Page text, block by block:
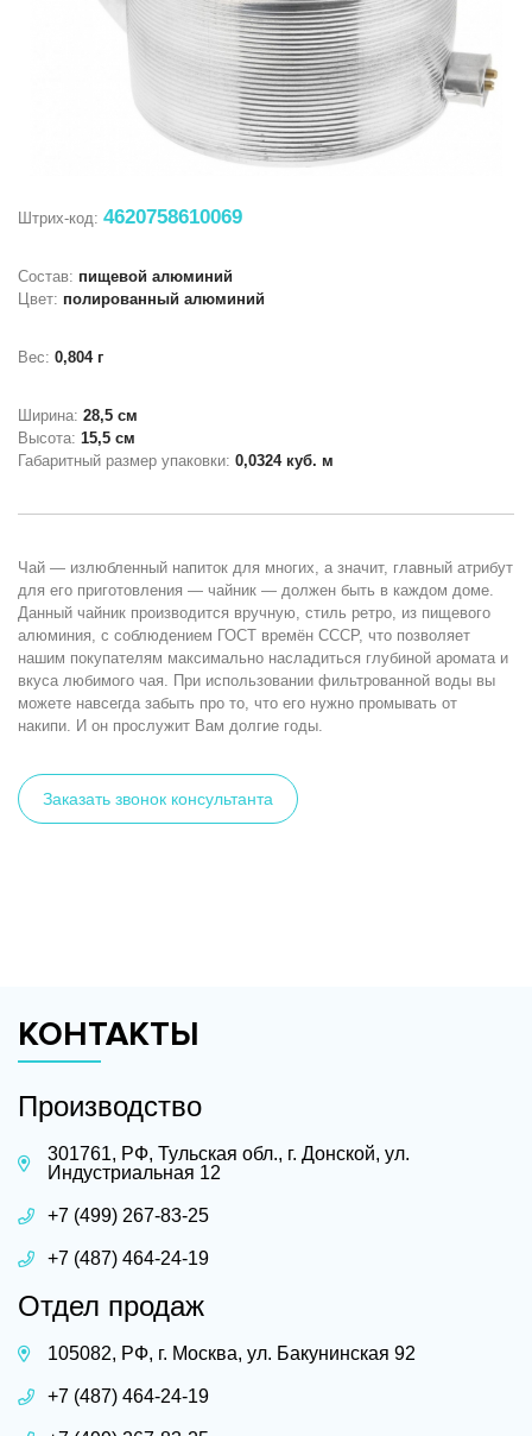
Штрих-код: 4620758610069
Состав: пищевой алюминий
Цвет: полированный алюминий
Вес: 0,804 г
Ширина: 28,5 см
Высота: 15,5 см
Габаритный размер упаковки: 0,0324 куб. м
Чай — излюбленный напиток для многих, а значит, главный атрибут
для его приготовления — чайник — должен быть в каждом доме.
Данный чайник производится вручную, стиль ретро, из пищевого
алюминия, с соблюдением ГОСТ времён СССР, что позволяет
нашим покупателям максимально насладиться глубиной аромата и
вкуса любимого чая. При использовании фильтрованной воды вы
можете навсегда забыть про то, что его нужно промывать от
накипи. И он прослужит Вам долгие годы.
Заказать звонок консультанта
КОНТАКТЫ
Производство
301761, РФ, Тульская обл., г. Донской, ул.
Индустриальная 12
+7 (499) 267-83-25
+7 (487) 464-24-19
Отдел продаж
105082, РФ, г. Москва, ул. Бакунинская 92
+7 (487) 464-24-19